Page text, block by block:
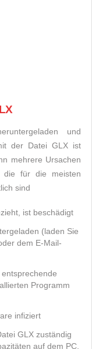
und
der Datei GLX ist
mehrere Ursachen
die für die meisten
sind
ist beschädigt
(laden Sie
dem E-Mail-
Programm
infiziert
GLX zuständig
auf dem PC,